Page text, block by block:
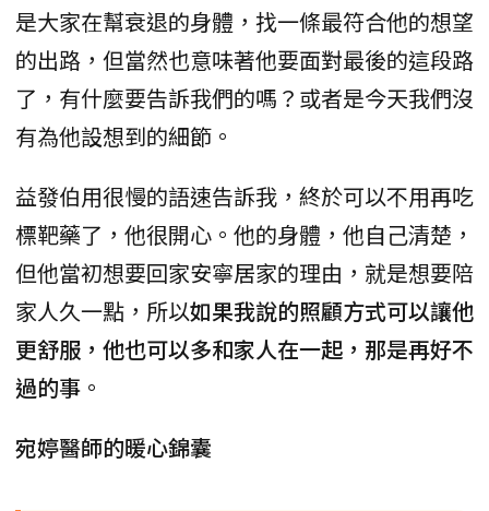
是大家在幫衰退的身體，找一條最符合他的想望
的出路，但當然也意味著他要面對最後的這段路
了，有什麼要告訴我們的嗎？或者是今天我們沒
有為他設想到的細節。
益發伯用很慢的語速告訴我，終於可以不用再吃
標靶藥了，他很開心。他的身體，他自己清楚，
但他當初想要回家安寧居家的理由，就是想要陪
家人久一點，所以如果我說的照顧方式可以讓他
更舒服，他也可以多和家人在一起，那是再好不
過的事 。
宛婷醫師的暖心錦囊